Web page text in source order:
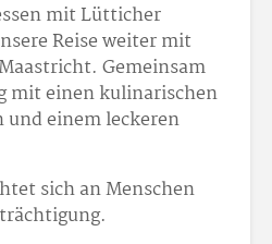
mit Lütticher
Reise weiter mit
Gemeinsam
mit einen kulinarischen
und einem leckeren
sich an Menschen